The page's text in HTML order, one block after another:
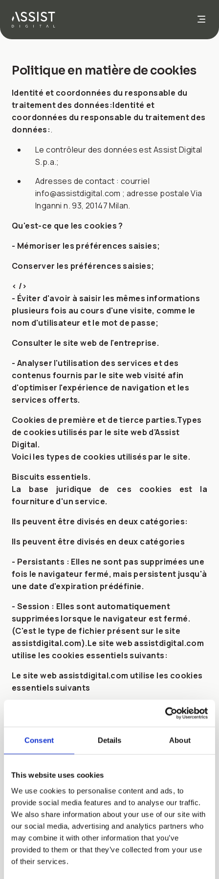
Consent Details About
This website uses cookies
We use cookies to personalise content and ads, to
provide social media features and to analyse our traffic.
We also share information about your use of our site with
our social media, advertising and analytics partners who
may combine it with other information that you’ve
provided to them or that they’ve collected from your use
of their services.
Aller à l'accueil
Politique en matière de cookies
Identité et coordonnées du responsable du
traitement des données:Identité et
coordonnées du responsable du traitement des
données:.
Le contrôleur des données est Assist Digital
S.p.a.;
Adresses de contact : courriel
info@assistdigital.com ; adresse postale Via
Inganni n. 93, 20147 Milan.
Qu'est-ce que les cookies ?
- Mémoriser les préférences saisies;
Conserver les préférences saisies;
< />
- Éviter d'avoir à saisir les mêmes informations
plusieurs fois au cours d'une visite, comme le
nom d'utilisateur et le mot de passe;
Consulter le site web de l'entreprise.
- Analyser l'utilisation des services et des
contenus fournis par le site web visité afin
d'optimiser l'expérience de navigation et les
services offerts.
Cookies de première et de tierce parties.Types
de cookies utilisés par le site web d'Assist
Digital.
Voici les types de cookies utilisés par le site.
Biscuits essentiels.
La base juridique de ces cookies est la
fourniture d'un service.
Ils peuvent être divisés en deux catégories:
Ils peuvent être divisés en deux catégories
- Persistants : Elles ne sont pas supprimées une
fois le navigateur fermé, mais persistent jusqu'à
une date d'expiration prédéfinie.
- Session : Elles sont automatiquement
supprimées lorsque le navigateur est fermé.
(C'est le type de fichier présent sur le site
assistdigital.com).Le site web assistdigital.com
utilise les cookies essentiels suivants:
Le site web assistdigital.com utilise les cookies
essentiels suivants
- ARRAffinitySameSite : Ce cookie est défini par
les sites web qui utilisent la plateforme cloud
de la charge, en veillant à ce que les demandes
de pages des visiteurs soient dirigées vers le
L'objectif principal de ce cookie est le suivant :
strictement nécessaire : Strictement
nécessaire.
- Assist.CookieWarning : Permet la gestion de la
bannière Cookie.
- Assist.CookieWarning : permet la gestion de la